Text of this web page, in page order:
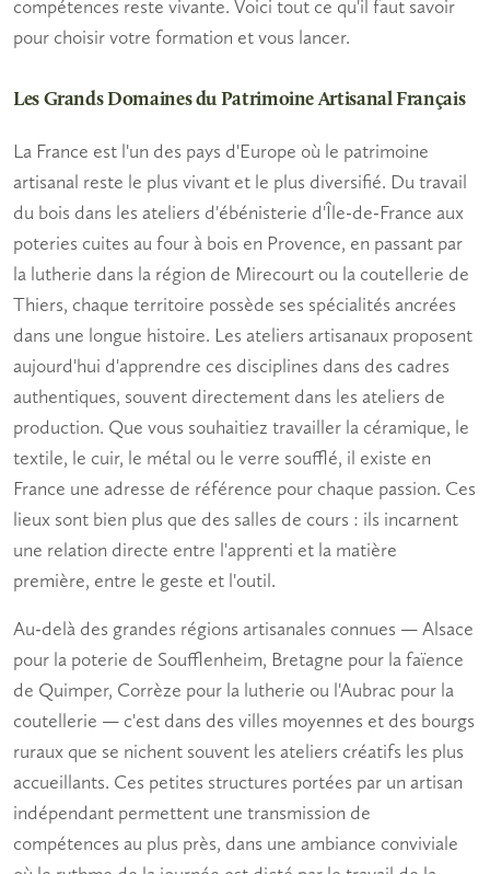
compétences reste vivante. Voici tout ce qu'il faut savoir
pour choisir votre formation et vous lancer.
Les Grands Domaines du Patrimoine Artisanal Français
La France est l'un des pays d'Europe où le patrimoine
artisanal reste le plus vivant et le plus diversifié. Du travail
du bois dans les ateliers d'ébénisterie d'Île-de-France aux
poteries cuites au four à bois en Provence, en passant par
la lutherie dans la région de Mirecourt ou la coutellerie de
Thiers, chaque territoire possède ses spécialités ancrées
dans une longue histoire. Les ateliers artisanaux proposent
aujourd'hui d'apprendre ces disciplines dans des cadres
authentiques, souvent directement dans les ateliers de
production. Que vous souhaitiez travailler la céramique, le
textile, le cuir, le métal ou le verre soufflé, il existe en
France une adresse de référence pour chaque passion. Ces
lieux sont bien plus que des salles de cours : ils incarnent
une relation directe entre l'apprenti et la matière
première, entre le geste et l'outil.
Au-delà des grandes régions artisanales connues — Alsace
pour la poterie de Soufflenheim, Bretagne pour la faïence
de Quimper, Corrèze pour la lutherie ou l'Aubrac pour la
coutellerie — c'est dans des villes moyennes et des bourgs
ruraux que se nichent souvent les ateliers créatifs les plus
accueillants. Ces petites structures portées par un artisan
indépendant permettent une transmission de
compétences au plus près, dans une ambiance conviviale